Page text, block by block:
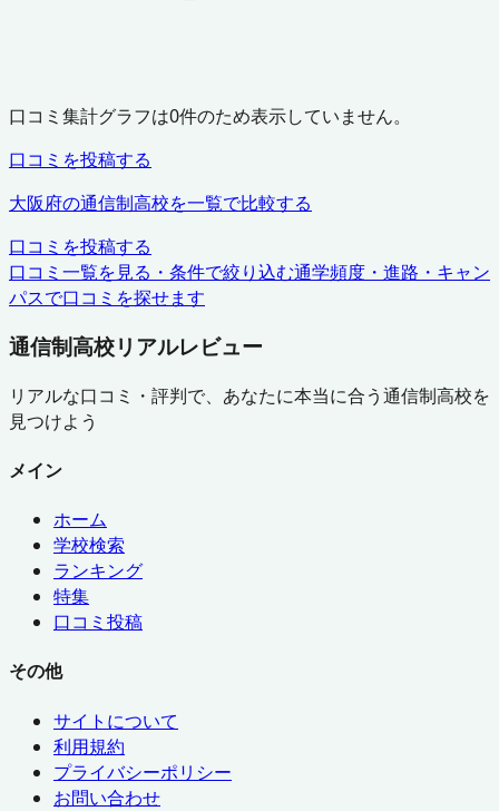
口コミ集計グラフは0件のため表示していません。
口コミを投稿する
大阪府の通信制高校を一覧で比較する
口コミを投稿する
口コミ一覧を見る・条件で絞り込む通学頻度・進路・キャン
パスで口コミを探せます
通信制高校リアルレビュー
リアルな口コミ・評判で、あなたに本当に合う通信制高校を
見つけよう
メイン
ホーム
学校検索
ランキング
特集
口コミ投稿
その他
サイトについて
利用規約
プライバシーポリシー
お問い合わせ